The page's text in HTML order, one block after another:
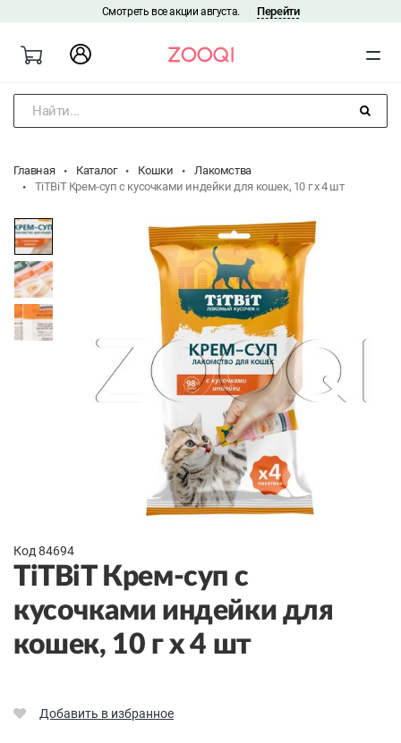
Смотреть все акции августа. Перейти
Найти...
Главная Каталог Кошки
Лакомства
TiTBiT Крем-суп с кусочками индейки для кошек, 10 г х 4 шт
Код 84694
TiTBiT Крем-суп с
кусочками индейки для
кошек, 10 г х 4 шт
Добавить в избранное